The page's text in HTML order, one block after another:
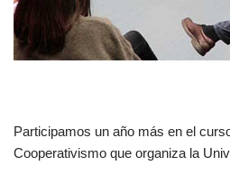
Participamos un año más en el
Cooperativismo que organiza la